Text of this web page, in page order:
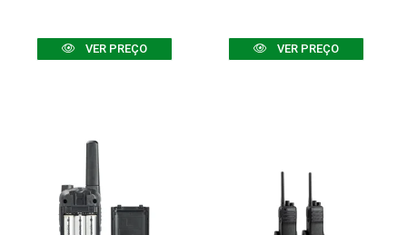
VER PREÇO VER PREÇO